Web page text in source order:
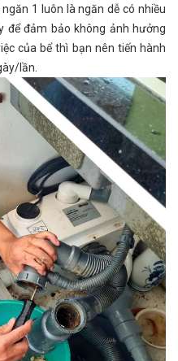
ngăn 1 luôn là ngăn dễ có nhiều
để đảm bảo không ảnh hưởng
của bể thì bạn nên tiến hành
lần.